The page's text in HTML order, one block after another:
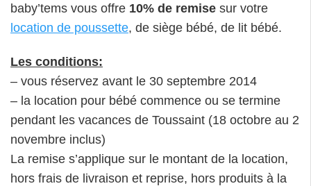
baby’tems vous offre 10% de remise sur votre
location de poussette, de siège bébé, de lit bébé.
Les conditions:
– vous réservez avant le 30 septembre 2014
– la location pour bébé commence ou se termine
pendant les vacances de Toussaint (18 octobre au 2
novembre inclus)
La remise s’applique sur le montant de la location,
hors frais de livraison et reprise, hors produits à la